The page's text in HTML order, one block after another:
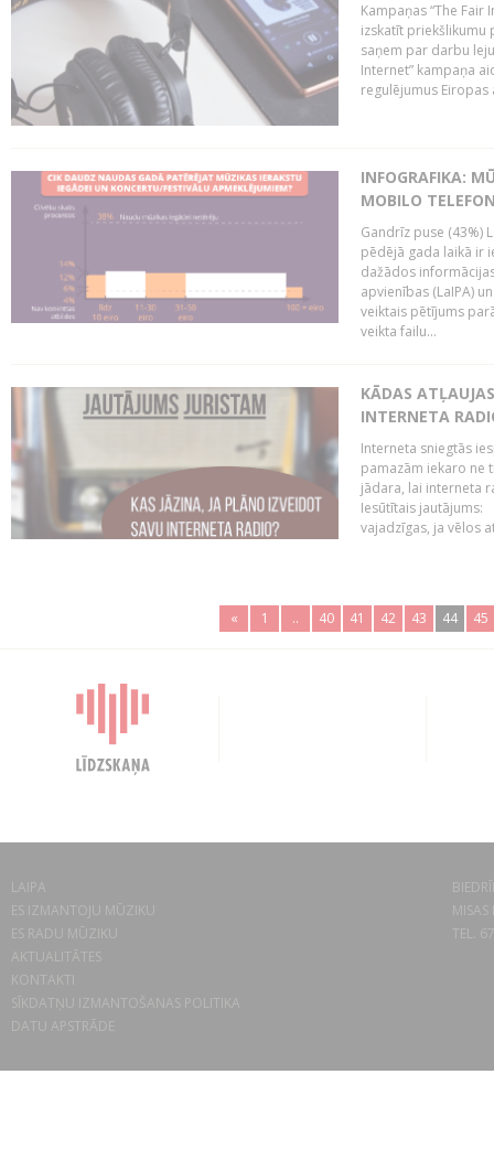
Kampaņas “The
izskatīt priekšlikumu
saņem par darbu
Internet” kampaņa
regulējumus
INFOGRAFIKA:
MOBILO
Gandrīz puse (43%)
pēdējā gada laikā ir
dažādos
apvienības (LaIPA)
veiktais pētījums
veikta failu...
KĀDAS
INTERNETA
Interneta sniegtās
pamazām iekaro ne
jādara, lai interneta
Iesūtītais jautājums:
vajadzīgas, ja vēlos
« 1 .. 40 41 42 43 44 45
LAIPA
ES IZMANTOJU MŪZIKU
ES RADU MŪZIKU
AKTUALITĀTES
KONTAKTI
SĪKDATŅU IZMANTOŠANAS POLITIKA
DATU APSTRĀDE
TEL.